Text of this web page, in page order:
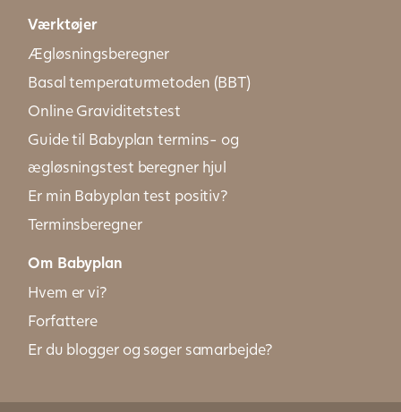
Værktøjer
Ægløsningsberegner
Basal temperaturmetoden (BBT)
Online Graviditetstest
Guide til Babyplan termins- og
ægløsningstest beregner hjul
Er min Babyplan test positiv?
Terminsberegner
Om Babyplan
Hvem er vi?
Forfattere
Er du blogger og søger samarbejde?